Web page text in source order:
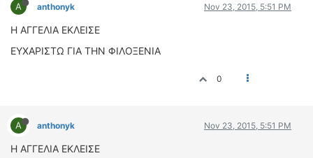
A anthonyk Nov 23, 2015, 5:51 PM
Η ΑΓΓΕΛΙΑ ΕΚΛΕΙΣΕ
ΕΥΧΑΡΙΣΤΩ ΓΙΑ ΤΗΝ ΦΙΛΟΞΕΝΙΑ
0
A anthonyk Nov 23, 2015, 5:51 PM
Η ΑΓΓΕΛΙΑ ΕΚΛΕΙΣΕ
ΟΔΟΙΠΟΡΙΚΑ
VIDEO
4TTV